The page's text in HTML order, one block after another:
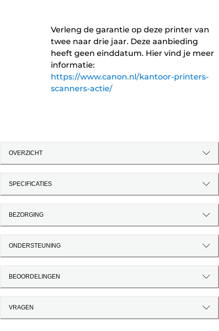
Verleng de garantie op deze printer van
twee naar drie jaar. Deze aanbieding
heeft geen einddatum. Hier vind je meer
informatie:
https://www.canon.nl/kantoor-printers-
scanners-actie/
OVERZICHT
SPECIFICATIES
BEZORGING
ONDERSTEUNING
BEOORDELINGEN
VRAGEN